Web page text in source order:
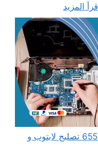
اقرأ المزيد
مهندس كمبيوتر الصليبية 65511033 تصليح لابتوب و